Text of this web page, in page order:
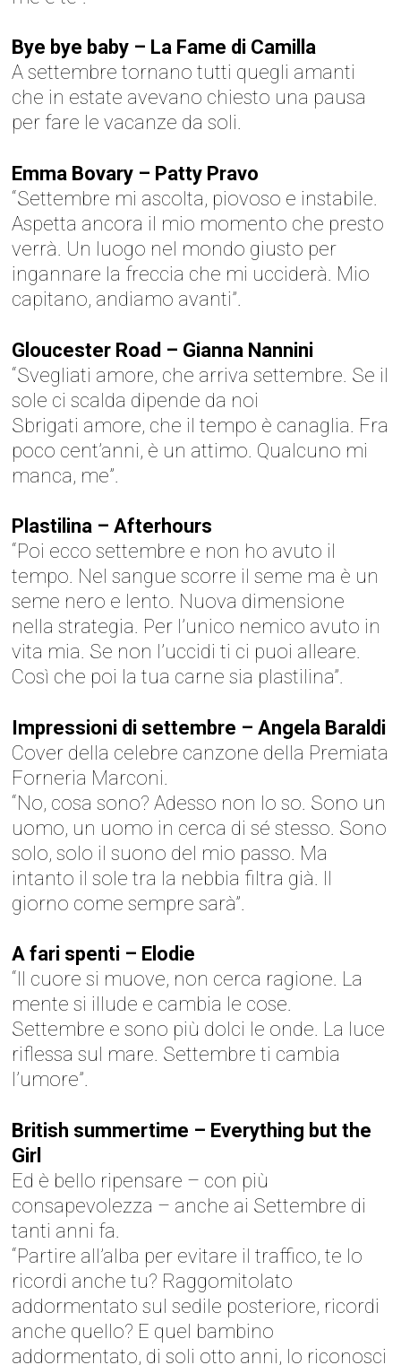
Bye bye baby – La Fame di Camilla
A settembre tornano tutti quegli amanti
che in estate avevano chiesto una pausa
per fare le vacanze da soli.
Emma Bovary – Patty Pravo
“Settembre mi ascolta, piovoso e instabile.
Aspetta ancora il mio momento che presto
verrà. Un luogo nel mondo giusto per
ingannare la freccia che mi ucciderà. Mio
capitano, andiamo avanti”.
Gloucester Road – Gianna Nannini
“Svegliati amore, che arriva settembre. Se il
sole ci scalda dipende da noi
Sbrigati amore, che il tempo è canaglia. Fra
poco cent’anni, è un attimo. Qualcuno mi
manca, me”.
Plastilina – Afterhours
“Poi ecco settembre e non ho avuto il
tempo. Nel sangue scorre il seme ma è un
seme nero e lento. Nuova dimensione
nella strategia. Per l’unico nemico avuto in
vita mia. Se non l’uccidi ti ci puoi alleare.
Così che poi la tua carne sia plastilina”.
Impressioni di settembre – Angela Baraldi
Cover della celebre canzone della Premiata
Forneria Marconi.
“No, cosa sono? Adesso non lo so. Sono un
uomo, un uomo in cerca di sé stesso. Sono
solo, solo il suono del mio passo. Ma
intanto il sole tra la nebbia filtra già. Il
giorno come sempre sarà”.
A fari spenti – Elodie
“Il cuore si muove, non cerca ragione. La
mente si illude e cambia le cose.
Settembre e sono più dolci le onde. La luce
riflessa sul mare. Settembre ti cambia
l’umore”.
British summertime – Everything but the
Girl
Ed è bello ripensare – con più
consapevolezza – anche ai Settembre di
tanti anni fa.
“Partire all’alba per evitare il traffico, te lo
ricordi anche tu? Raggomitolato
addormentato sul sedile posteriore, ricordi
anche quello? E quel bambino
addormentato, di soli otto anni, lo riconosci